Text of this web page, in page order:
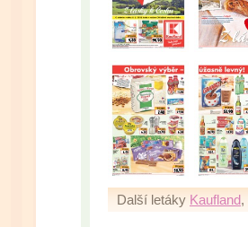
Další letáky Kaufland,